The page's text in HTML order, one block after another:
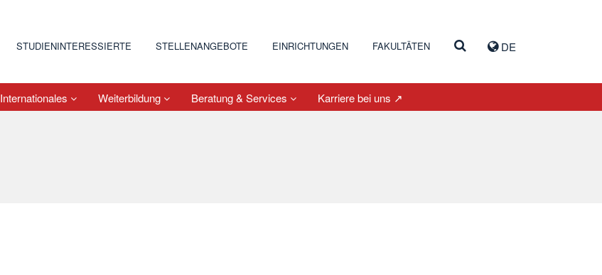
DE
STUDIENINTERESSIERTE STELLENANGEBOTE EINRICHTUNGEN FAKULTÄTEN
Internationales Weiterbildung Beratung & Services Karriere bei uns ↗